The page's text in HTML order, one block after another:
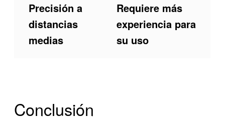
Precisión a
distancias
medias
Requiere más
experiencia para
su uso
Conclusión